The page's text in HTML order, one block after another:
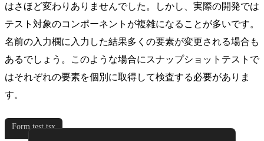
はさほど変わりありませんでした。しかし、実際の開発では
テスト対象のコンポーネントが複雑になることが多いです。
名前の入力欄に入力した結果多くの要素が変更される場合も
あるでしょう。このような場合にスナップショットテストで
はそれぞれの要素を個別に取得して検査する必要がありま
す。
Form.test.tsx